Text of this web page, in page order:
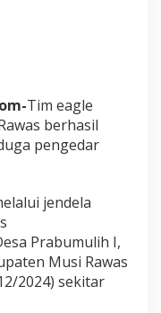
Tim eagle
berhasil
pengedar
jendela
Prabumulih I,
Musi Rawas
2024) sekitar